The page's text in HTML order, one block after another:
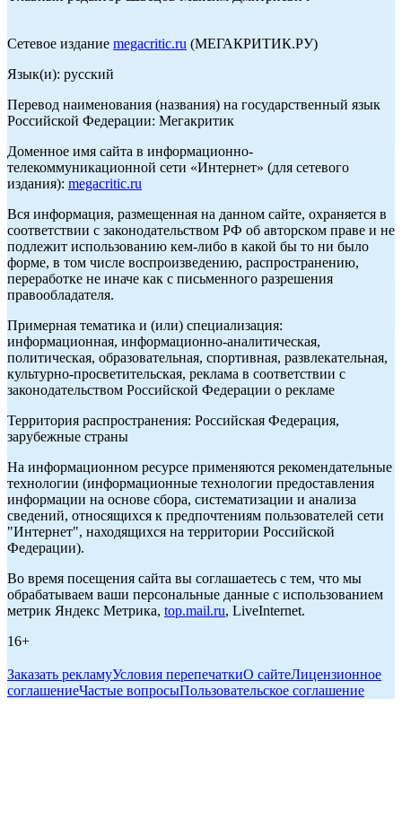
Сетевое издание megacritic.ru (МЕГАКРИТИК.РУ)
Язык(и): русский
Перевод наименования (названия) на государственный язык
Российской Федерации: Мегакритик
Доменное имя сайта в информационно-
телекоммуникационной сети «Интернет» (для сетевого
издания): megacritic.ru
Вся информация, размещенная на данном сайте, охраняется в
соответствии с законодательством РФ об авторском праве и не
подлежит использованию кем-либо в какой бы то ни было
форме, в том числе воспроизведению, распространению,
переработке не иначе как с письменного разрешения
правообладателя.
Примерная тематика и (или) специализация:
информационная, информационно-аналитическая,
политическая, образовательная, спортивная, развлекательная,
культурно-просветительская, реклама в соответствии с
законодательством Российской Федерации о рекламе
Территория распространения: Российская Федерация,
зарубежные страны
На информационном ресурсе применяются рекомендательные
технологии (информационные технологии предоставления
информации на основе сбора, систематизации и анализа
сведений, относящихся к предпочтениям пользователей сети
"Интернет", находящихся на территории Российской
Федерации).
Во время посещения сайта вы соглашаетесь с тем, что мы
обрабатываем ваши персональные данные с использованием
метрик Яндекс Метрика, top.mail.ru, LiveInternet.
16+
Заказать рекламуУсловия перепечаткиО сайтеЛицензионное
соглашениеЧастые вопросыПользовательское соглашение